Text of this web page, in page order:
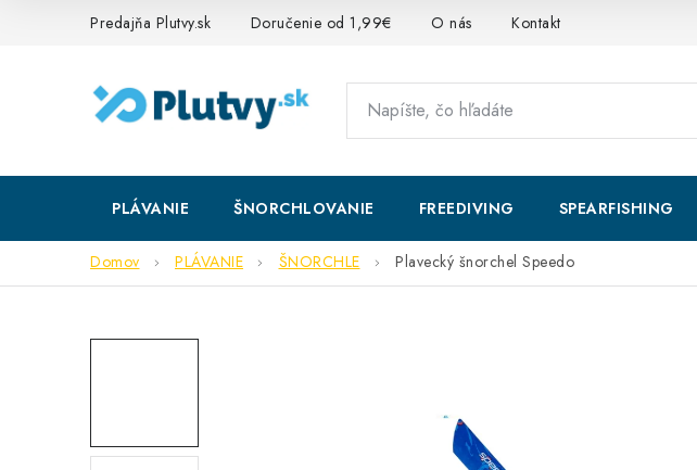
Predajňa Plutvy.sk Doručenie od 1,99€ O nás Kontakt
PLÁVANIE ŠNORCHLOVANIE FREEDIVING SPEARFISHING
Domov PLÁVANIE ŠNORCHLE Plavecký šnorchel Speedo